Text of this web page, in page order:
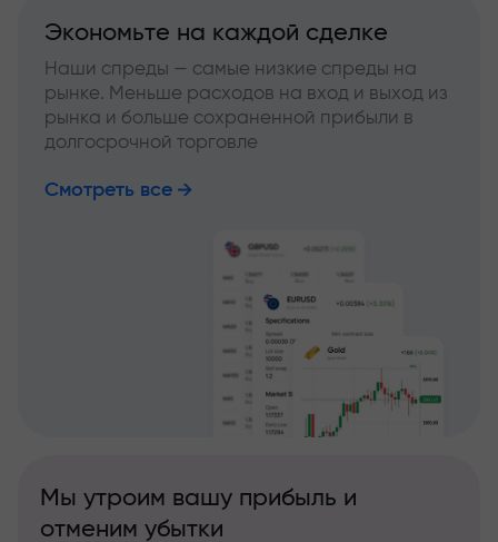
Экономьте на каждой сделке
Наши спреды — самые низкие спреды на
рынке. Меньше расходов на вход и выход из
рынка и больше сохраненной прибыли в
долгосрочной торговле
Смотреть все
Мы утроим вашу прибыль и
отменим убытки